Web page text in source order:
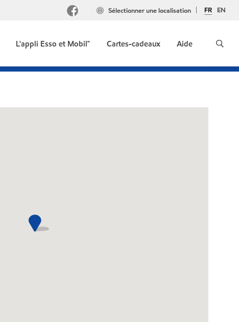
FR EN
Sélectionner une localisation
L'appli Esso et Mobil🅪 Cartes-cadeaux Aide